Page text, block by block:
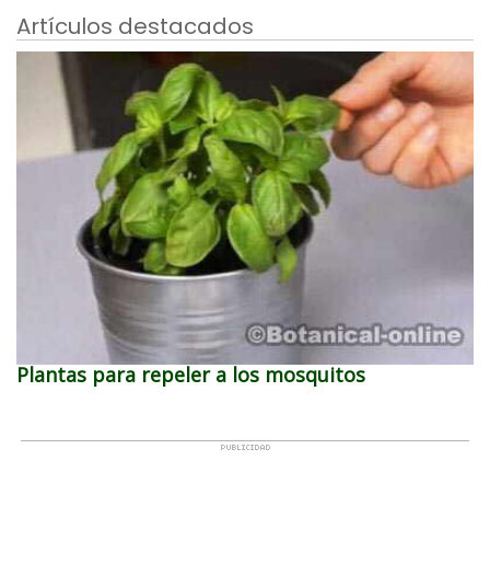
Artículos destacados
Plantas para repeler a los mosquitos